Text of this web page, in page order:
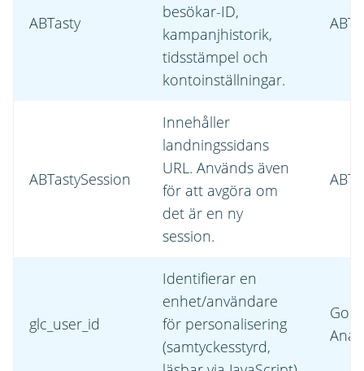
ABTasty
besökar-ID,
kampanjhistorik,
tidsstämpel och
kontoinställningar.
ABTastySession
Innehåller
landningssidans
URL. Används även
för att avgöra om
det är en ny
session.
glc_user_id
Identifierar en
enhet/användare
för personalisering
(samtyckesstyrd,